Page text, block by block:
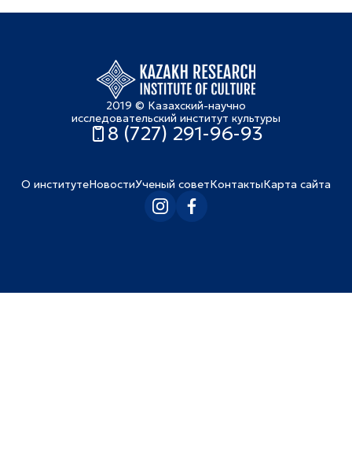
2019 © Казахский-научно
исследовательский институт культуры
8 (727) 291-96-93
О институтеНовостиУченый советКонтактыКарта сайта